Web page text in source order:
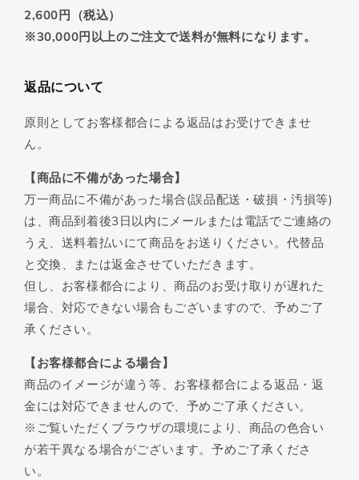
2,600円（税込）
※30,000円以上のご注文で送料が無料になります。
返品について
原則としてお客様都合による返品はお受けできませ
ん。
【商品に不備があった場合】
万一商品に不備があった場合(誤品配送・破損・汚損等)
は、商品到着後3日以内にメールまたは電話でご連絡の
うえ、送料着払いにて商品をお送りください。代替品
と交換、または返金させていただきます。
但し、お客様都合により、商品のお受け取りが遅れた
場合、対応できない場合もございますので、予めご了
承ください。
【お客様都合による場合】
商品のイメージが違う等、お客様都合による返品・返
金には対応できませんので、予めご了承ください。
※ご覧いただくブラウザの環境により、商品の色合い
が若干異なる場合がございます。予めご了承くださ
い。